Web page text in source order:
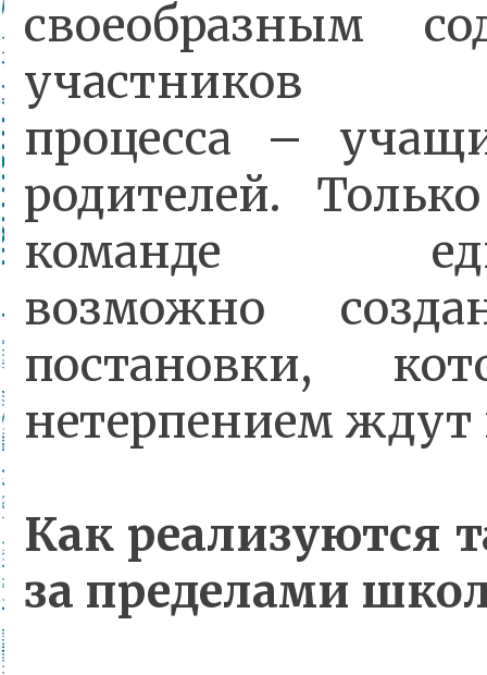
своеобразным
участников
процесса –
родителей.
команде
возможно
постановки,
нетерпением
Как реализуются
за пределами